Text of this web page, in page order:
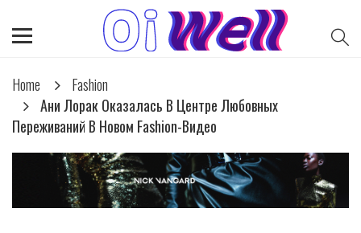
Home
Fashion
Ани Лорак Оказалась В Центре Любовных
Переживаний В Новом Fashion-Видео